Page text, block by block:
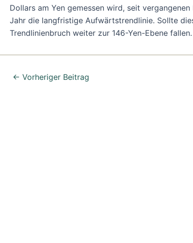
Dollars am Yen gemessen wird, seit
Jahr die langfristige Aufwärtstrendlinie. Sollte
Trendlinienbruch weiter zur 146-Yen-Ebene fallen.
← Vorheriger Beitrag